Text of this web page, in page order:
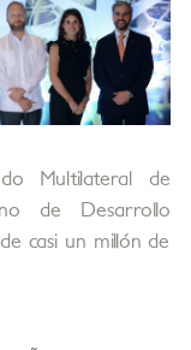
Multilateral de
de Desarrollo
casi un millón de